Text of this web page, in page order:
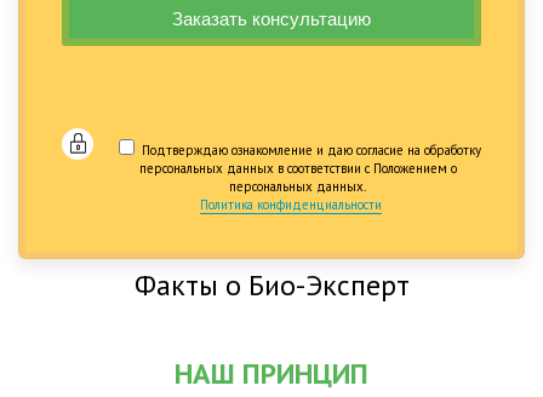
Подтверждаю ознакомление и даю согласие на обработку
персональных данных в соответствии с Положением о
персональных данных.
Политика конфиденциальности
Факты о Био-Эксперт
НАШ ПРИНЦИП